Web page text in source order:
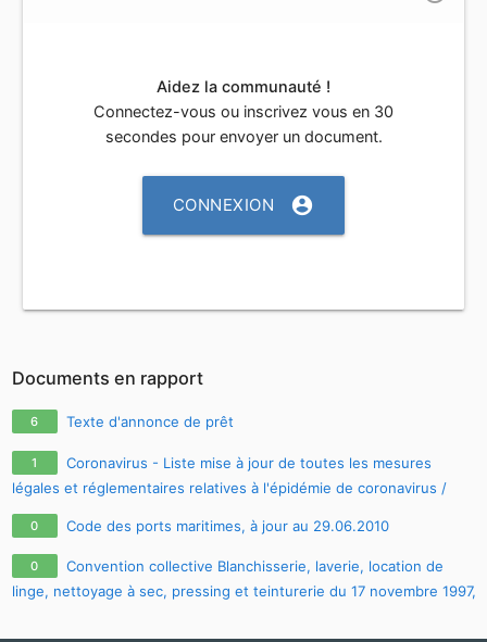
Aidez la communauté !
Connectez-vous ou inscrivez vous en 30
secondes pour envoyer un document.
CONNEXION account_circle
Documents en rapport
6 Texte d'annonce de prêt
1
Coronavirus - Liste mise à jour de toutes les mesures
légales et réglementaires relatives à l'épidémie de coronavirus /
covid-19 / sars-cov-2
0 Code des ports maritimes, à jour au 29.06.2010
0
Convention collective Blanchisserie, laverie, location de
linge, nettoyage à sec, pressing et teinturerie du 17 novembre 1997,